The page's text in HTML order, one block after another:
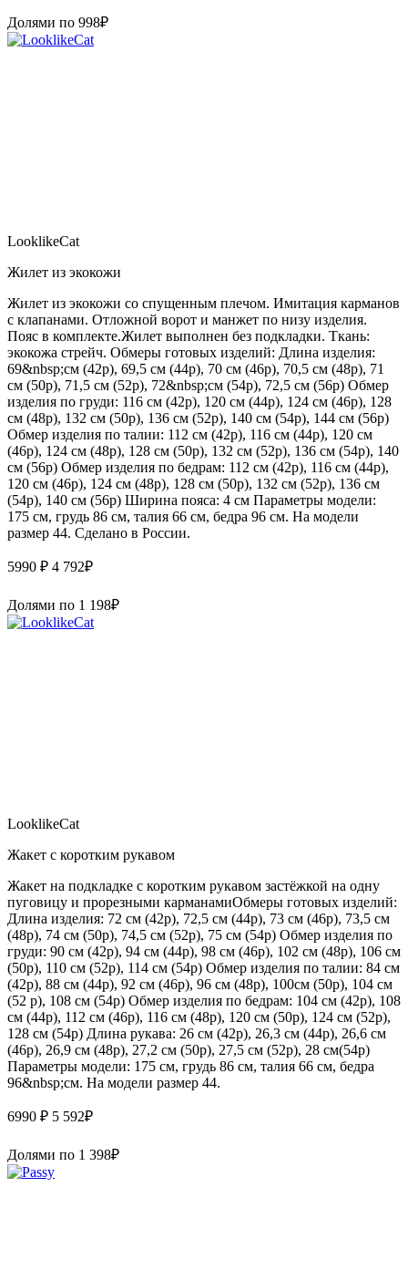
Долями по 998₽
LooklikeCat
Жилет из экокожи
Жилет из экокожи со спущенным плечом. Имитация карманов
с клапанами. Отложной ворот и манжет по низу изделия.
Пояс в комплекте.Жилет выполнен без подкладки. Ткань:
экокожа стрейч. Обмеры готовых изделий: Длина изделия:
69&nbsp;см (42р), 69,5 см (44р), 70 см (46р), 70,5 см (48р), 71
см (50р), 71,5 см (52р), 72&nbsp;см (54р), 72,5 см (56р) Обмер
изделия по груди: 116 см (42р), 120 см (44р), 124 см (46р), 128
см (48р), 132 см (50р), 136 см (52р), 140 см (54р), 144 см (56р)
Обмер изделия по талии: 112 см (42р), 116 см (44р), 120 см
(46р), 124 см (48р), 128 см (50р), 132 см (52р), 136 см (54р), 140
см (56р) Обмер изделия по бедрам: 112 см (42р), 116 см (44р),
120 см (46р), 124 см (48р), 128 см (50р), 132 см (52р), 136 см
(54р), 140 см (56р) Ширина пояса: 4 см Параметры модели:
175 см, грудь 86 см, талия 66 см, бедра 96 см. На модели
размер 44. Сделано в России.
5990 ₽ 4 792₽
Долями по 1 198₽
LooklikeCat
Жакет с коротким рукавом
Жакет на подкладке с коротким рукавом застёжкой на одну
пуговицу и прорезными карманамиОбмеры готовых изделий:
Длина изделия: 72 см (42р), 72,5 см (44р), 73 см (46р), 73,5 см
(48р), 74 см (50р), 74,5 см (52р), 75 см (54р) Обмер изделия по
груди: 90 см (42р), 94 см (44р), 98 см (46р), 102 см (48р), 106 см
(50р), 110 см (52р), 114 см (54р) Обмер изделия по талии: 84 см
(42р), 88 см (44р), 92 см (46р), 96 см (48р), 100см (50р), 104 см
(52 р), 108 см (54р) Обмер изделия по бедрам: 104 см (42р), 108
см (44р), 112 см (46р), 116 см (48р), 120 см (50р), 124 см (52р),
128 см (54р) Длина рукава: 26 см (42р), 26,3 см (44р), 26,6 см
(46р), 26,9 см (48р), 27,2 см (50р), 27,5 см (52р), 28 см(54р)
Параметры модели: 175 см, грудь 86 см, талия 66 см, бедра
96&nbsp;см. На модели размер 44.
6990 ₽ 5 592₽
Долями по 1 398₽